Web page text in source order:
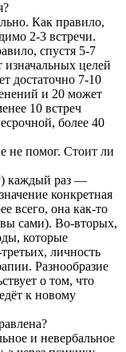
Как правило,
2-3 встречи.
спустя 5-7
изначальных целей
достаточно 7-10
и 20 может
10 встреч
более 40
не помог. Стоит ли
каждый раз —
конкретная
всего, она как-то
сами). Во-вторых,
которые
личность
Разнообразие
о том, что
к новому
и невербальное